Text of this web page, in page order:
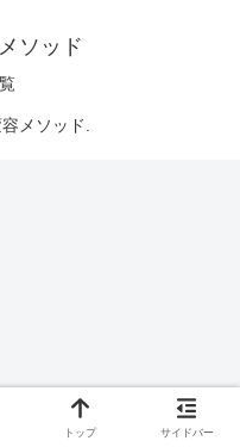
ソッド
メソッド.
トップ サイドバー